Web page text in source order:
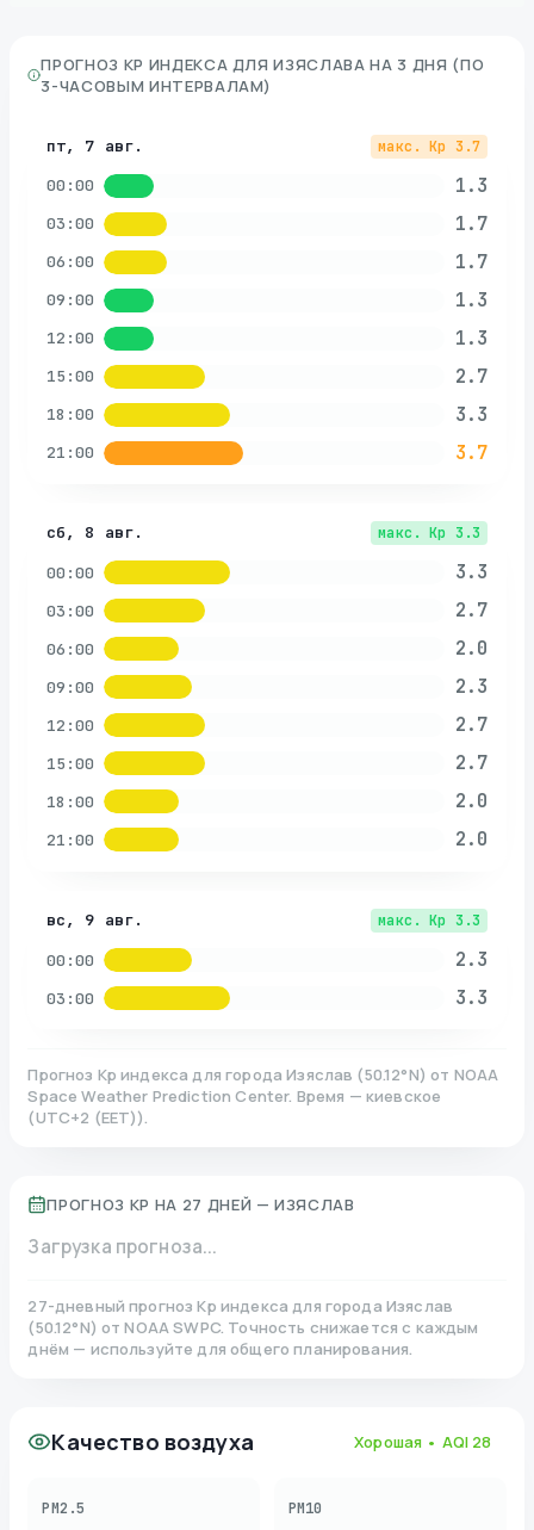
ПРОГНОЗ KP ИНДЕКСА ДЛЯ ИЗЯСЛАВА НА 3 ДНЯ (ПО
3-ЧАСОВЫМ ИНТЕРВАЛАМ)
пт, 7 авг. макс. Kp 3.7
00:00 1.3
03:00 1.7
06:00 1.7
09:00 1.3
12:00 1.3
15:00 2.7
18:00 3.3
21:00 3.7
сб, 8 авг. макс. Kp 3.3
00:00 3.3
03:00 2.7
06:00 2.0
09:00 2.3
12:00 2.7
15:00 2.7
18:00 2.0
21:00 2.0
вс, 9 авг. макс. Kp 3.3
00:00 2.3
03:00 3.3
Прогноз Kp индекса для города Изяслав (50.12°N)от NOAA
Space Weather Prediction Center. Время — киевское
(UTC+2 (EET)).
ПРОГНОЗ KP НА 27 ДНЕЙ — ИЗЯСЛАВ
Загрузка прогноза...
27-дневный прогноз Kp индекса для города Изяслав
(50.12°N)от NOAA SWPC. Точность снижается с каждым
днём — используйте для общего планирования.
Качество воздуха Хорошая • AQI 28
PM2.5 PM10